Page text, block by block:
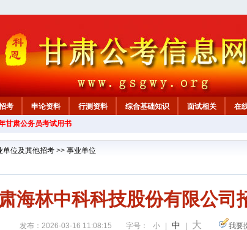
考 申论资料 行测资料 综合基础知识 面试相关 在
甘肃公务员考试用书
单位及其他招考 >> 事业单位
海林中科科技股份有限公司
发布：2026-03-16 11:08:15 字号： 小 中 大 我要